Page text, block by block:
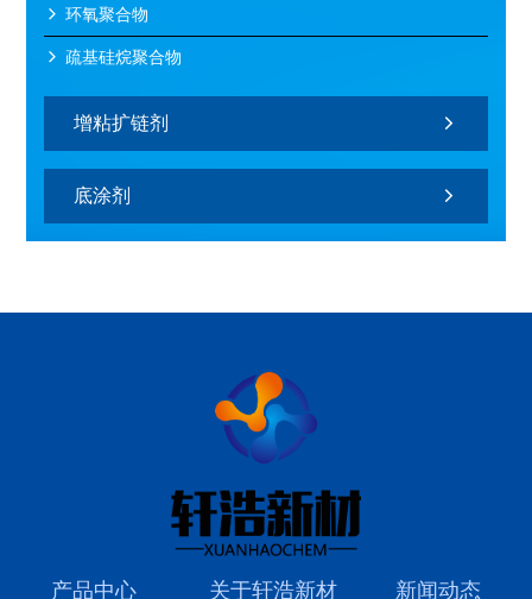
环氧聚合物
疏基硅烷聚合物
增粘扩链剂
底涂剂
产品中心 关于轩浩新材 新闻动态